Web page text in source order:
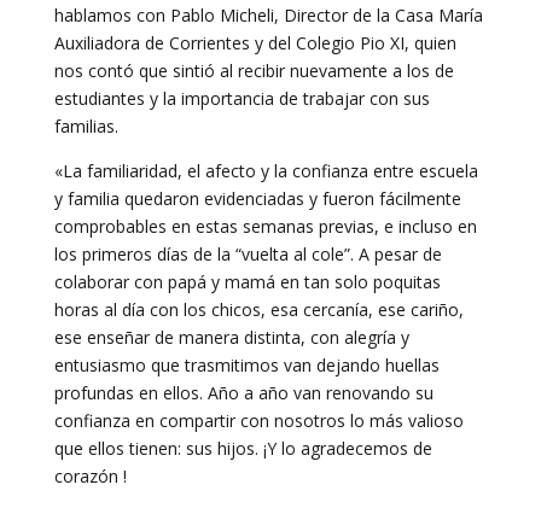
hablamos con Pablo Micheli, Director de la Casa María
Auxiliadora de Corrientes y del Colegio Pio XI, quien
nos contó que sintió al recibir nuevamente a los de
estudiantes y la importancia de trabajar con sus
familias.
«La familiaridad, el afecto y la confianza entre escuela
y familia quedaron evidenciadas y fueron fácilmente
comprobables en estas semanas previas, e incluso en
los primeros días de la “vuelta al cole”. A pesar de
colaborar con papá y mamá en tan solo poquitas
horas al día con los chicos, esa cercanía, ese cariño,
ese enseñar de manera distinta, con alegría y
entusiasmo que trasmitimos van dejando huellas
profundas en ellos. Año a año van renovando su
confianza en compartir con nosotros lo más valioso
que ellos tienen: sus hijos. ¡Y lo agradecemos de
corazón !